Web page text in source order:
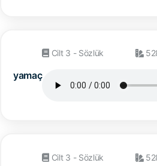
yamaç
Cilt 3 - Sözlük
Cilt 3 - Sözlük